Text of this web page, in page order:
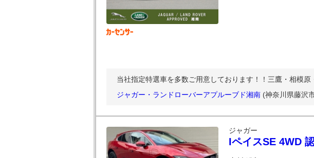
当社指定特選車を多数ご用意しております！！三鷹・相模
ジャガー・ランドローバーアプルーブド湘南 (神奈川県藤沢
ジャガー
IペイスSE 4WD